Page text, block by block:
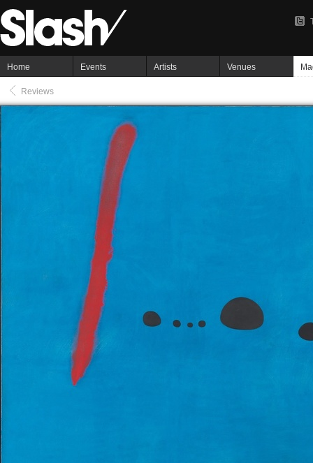
Home Events Artists Venues
Reviews